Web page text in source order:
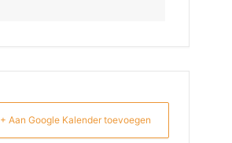
+ Aan Google Kalender toevoegen